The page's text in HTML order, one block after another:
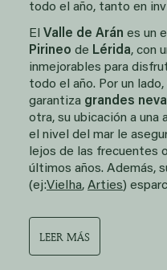
todo el año, tanto en
El Valle de Arán es un
Pirineo de Lérida, con
inmejorables para
todo el año. Por un
garantiza grandes
otra, su ubicación a una
el nivel del mar le
lejos de las frecuentes
últimos años. Además,
(ej:Vielha, Arties)
LEER MÁS